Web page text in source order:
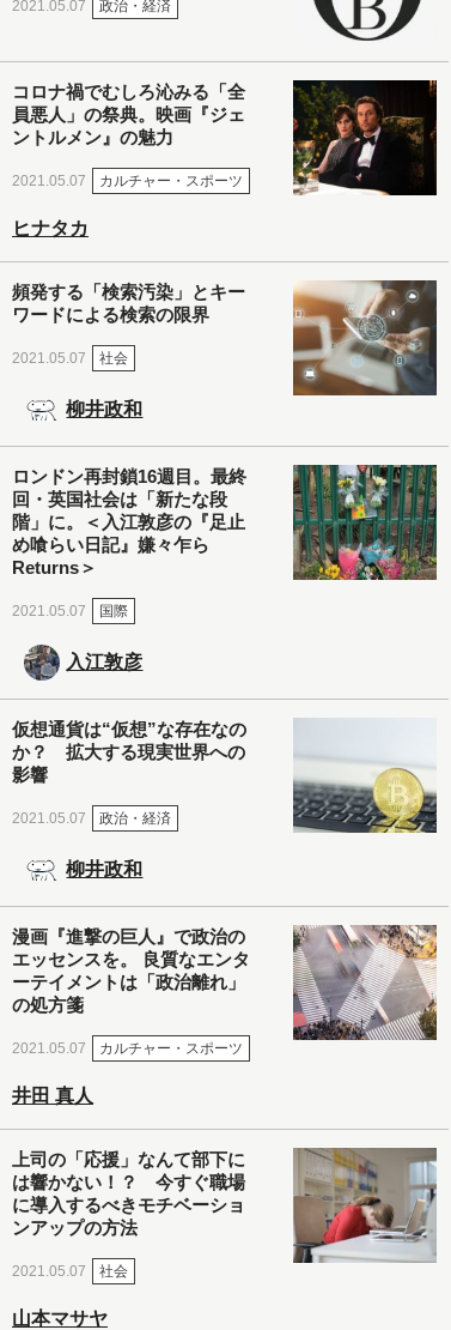
2021.05.07 政治・経済
コロナ禍でむしろ沁みる「全
員悪人」の祭典。映画『ジェ
ントルメン』の魅力
2021.05.07 カルチャー・スポーツ
ヒナタカ
頻発する「検索汚染」とキー
ワードによる検索の限界
2021.05.07 社会
柳井政和
ロンドン再封鎖16週目。最終
回・英国社会は「新たな段
階」に。＜入江敦彦の『足止
め喰らい日記』嫌々乍ら
Returns＞
2021.05.07 国際
入江敦彦
仮想通貨は“仮想”な存在なの
か？ 拡大する現実世界への
影響
2021.05.07 政治・経済
柳井政和
漫画『進撃の巨人』で政治の
エッセンスを。 良質なエンタ
ーテイメントは「政治離れ」
の処方箋
2021.05.07 カルチャー・スポーツ
井田 真人
上司の「応援」なんて部下に
は響かない！？ 今すぐ職場
に導入するべきモチベーショ
ンアップの方法
2021.05.07 社会
山本マサヤ